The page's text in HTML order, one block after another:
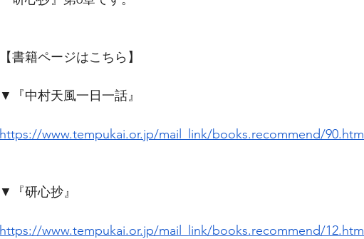
【書籍ページはこちら】
▼『中村天風一日一話』
https://www.tempukai.or.jp/mail_link/books.recommend/90.html
▼『研心抄』
https://www.tempukai.or.jp/mail_link/books.recommend/12.html